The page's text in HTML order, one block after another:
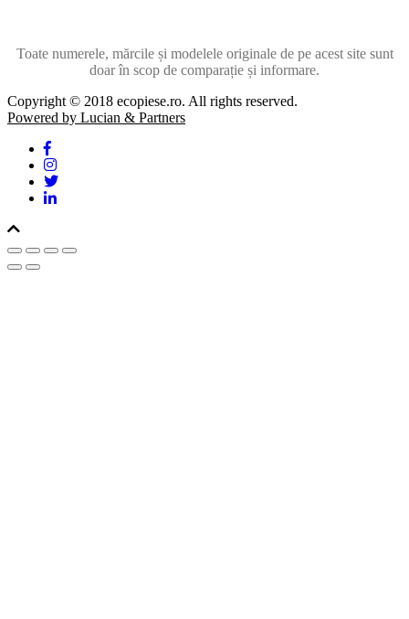
Toate numerele, mărcile și modelele originale de pe acest site sunt
doar în scop de comparație și informare.
Copyright © 2018 ecopiese.ro. All rights reserved.
Powered by Lucian & Partners